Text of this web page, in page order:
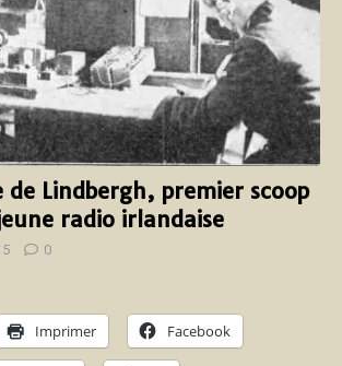
de Lindbergh, premier scoop
radio irlandaise
0
Imprimer Facebook